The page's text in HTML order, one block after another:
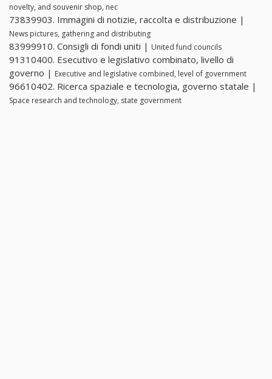
novelty, and souvenir shop, nec
73839903. Immagini di notizie, raccolta e distribuzione |
News pictures, gathering and distributing
83999910. Consigli di fondi uniti | United fund councils
91310400. Esecutivo e legislativo combinato, livello di
governo | Executive and legislative combined, level of government
96610402. Ricerca spaziale e tecnologia, governo statale |
Space research and technology, state government